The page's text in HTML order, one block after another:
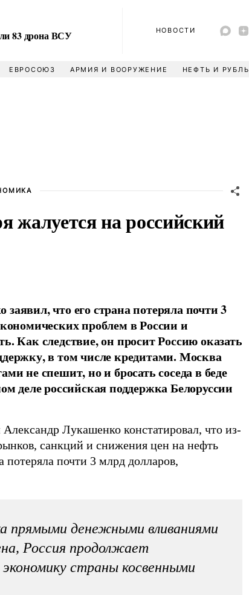
83 дрона ВСУ НОВОСТИ
ЕВРОСОЮЗ АРМИЯ И ВООРУЖЕНИЕ НЕФТЬ И РУБЛЬ
жалуется на российский
что его страна потеряла почти 3
проблем в России и
Как следствие, он просит Россию оказать
в том числе кредитами. Москва
не спешит, но и бросать соседа в беде
деле российская поддержка Белоруссии
Лукашенко констатировал, что из-
санкций и снижения цен на нефть
потеряла почти 3 млрд долларов,
прямыми денежными вливаниями
Россия продолжает
страны косвенными